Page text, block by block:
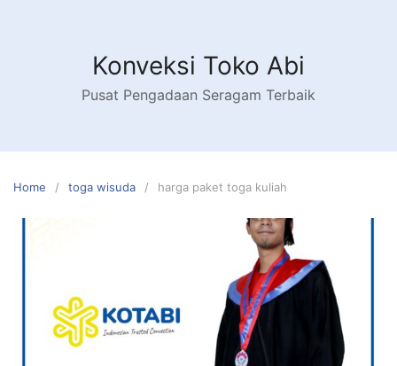
Konveksi Toko Abi
Pusat Pengadaan Seragam Terbaik
Home toga wisuda harga paket toga kuliah